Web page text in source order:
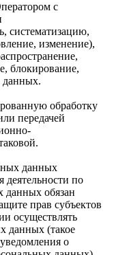
с
систематизацию,
изменение),
блокирование,
данных.
обработку
передачей
данных
деятельности по
данных обязан
прав субъектов
осуществлять
данных (такое
о